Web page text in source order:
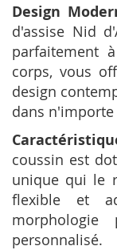
Design
d'assise Nid
parfaitement
corps, vous
design
dans
coussin est
unique qui le
flexible et
personnalisé.